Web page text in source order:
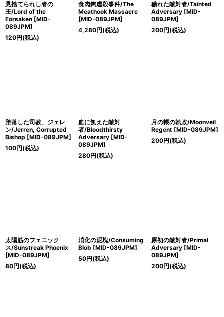
見捨てられし者の
王/Lord of the
Forsaken [MID-
089JPM]
120円(税込)
食肉鉤虐殺事件/The
Meathook Massacre
[MID-089JPM]
4,280円(税込)
穢れた敵対者/Tainted
Adversary [MID-
089JPM]
200円(税込)
堕落した司教、ジェレ
ン/Jerren, Corrupted
Bishop [MID-089JPM]
100円(税込)
血に飢えた敵対
者/Bloodthirsty
Adversary [MID-
089JPM]
280円(税込)
月の帳の執政/Moonveil
Regent [MID-089JPM]
200円(税込)
太陽筋のフェニック
ス/Sunstreak Phoenix
[MID-089JPM]
80円(税込)
消化の泥塊/Consuming
Blob [MID-089JPM]
50円(税込)
原初の敵対者/Primal
Adversary [MID-
089JPM]
200円(税込)